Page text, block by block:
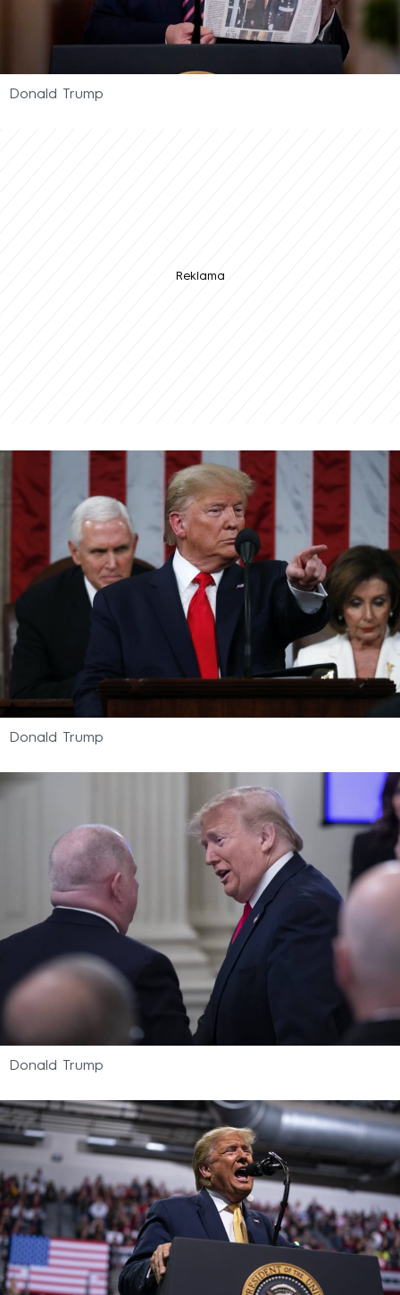
Donald Trump
Donald Trump
Donald Trump